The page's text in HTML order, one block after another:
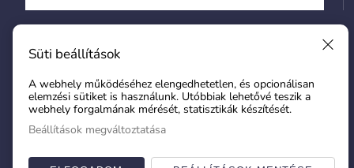
Hozzászólási szabályzat
Adószám: 24224165-2-41
Süti beállítások
A webhely működéséhez elengedhetetlen, és opcionálisan
elemzési sütiket is használunk. Utóbbiak lehetővé teszik a
webhely forgalmának mérését, statisztikák készítését.
Beállítások megváltoztatása